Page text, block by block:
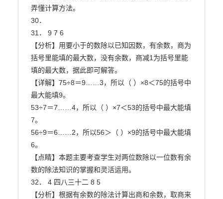
弄懂计算方法。
30．
31． 9 7 6
【分析】用要小于的数除以已知因数，有余数，商为
括号里能填的最大数，没有余数，商减1为括号里能
填的最大数，据此即可解答。
【详解】75÷8＝9……3，所以（ ）×8＜75的括号中
最大能填9。
53÷7＝7……4，所以（ ）×7＜53的括号中最大能填
7。
56÷9＝6……2，所以56＞（ ）×9的括号中最大能填
6。
【点睛】本题主要考查学生对两位数除以一位数有余
数的除法知识的掌握和灵活运用。
32． 4 四八三十二 8 5
【分析】根据有余数的除法计算出商和余数，取商来